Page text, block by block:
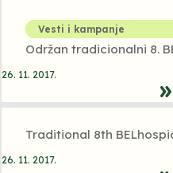
Vesti i kampanje
Održan tradicionalni 8.
26. 11. 2017.
Traditional 8th
26. 11. 2017.